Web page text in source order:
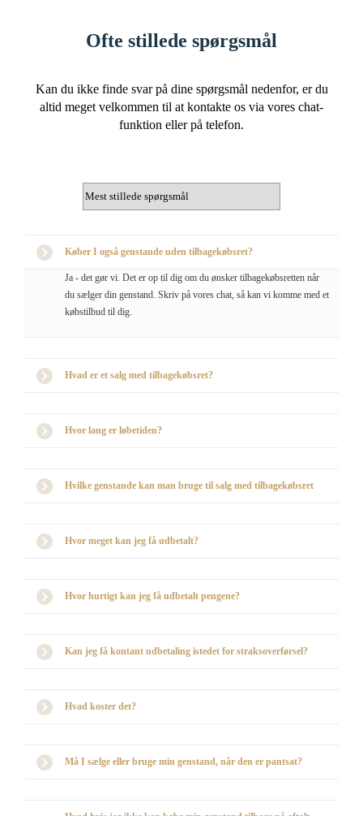
Ofte stillede spørgsmål
Kan du ikke finde svar på dine spørgsmål nedenfor, er du
altid meget velkommen til at kontakte os via vores chat-
funktion eller på telefon.
Køber I også genstande uden tilbagekøbsret?
Ja - det gør vi. Det er op til dig om du ønsker tilbagekøbsretten når
du sælger din genstand. Skriv på vores chat, så kan vi komme med et
købstilbud til dig.
Hvad er et salg med tilbagekøbsret?
Hvor lang er løbetiden?
Hvilke genstande kan man bruge til salg med tilbagekøbsret
Hvor meget kan jeg få udbetalt?
Hvor hurtigt kan jeg få udbetalt pengene?
Kan jeg få kontant udbetaling istedet for straksoverførsel?
Hvad koster det?
Må I sælge eller bruge min genstand, når den er pantsat?